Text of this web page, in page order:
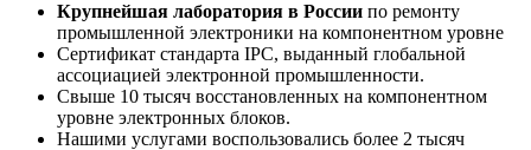
Крупнейшая лаборатория в России по ремонту
промышленной электроники на компонентном уровне
Сертификат стандарта IPC, выданный глобальной
ассоциацией электронной промышленности.
Свыше 10 тысяч восстановленных на компонентном
уровне электронных блоков.
Нашими услугами воспользовались более 2 тысяч